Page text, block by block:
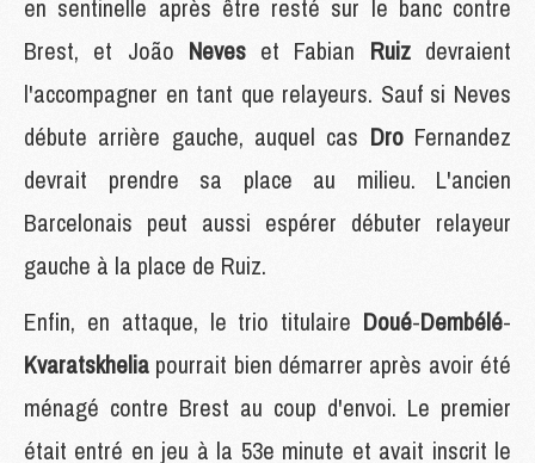
en sentinelle après être resté sur le banc contre
Brest, et João Neves et Fabian Ruiz devraient
l'accompagner en tant que relayeurs. Sauf si Neves
débute arrière gauche, auquel cas Dro Fernandez
devrait prendre sa place au milieu. L'ancien
Barcelonais peut aussi espérer débuter relayeur
gauche à la place de Ruiz.
Enfin, en attaque, le trio titulaire Doué-Dembélé-
Kvaratskhelia pourrait bien démarrer après avoir été
ménagé contre Brest au coup d'envoi. Le premier
était entré en jeu à la 53e minute et avait inscrit le